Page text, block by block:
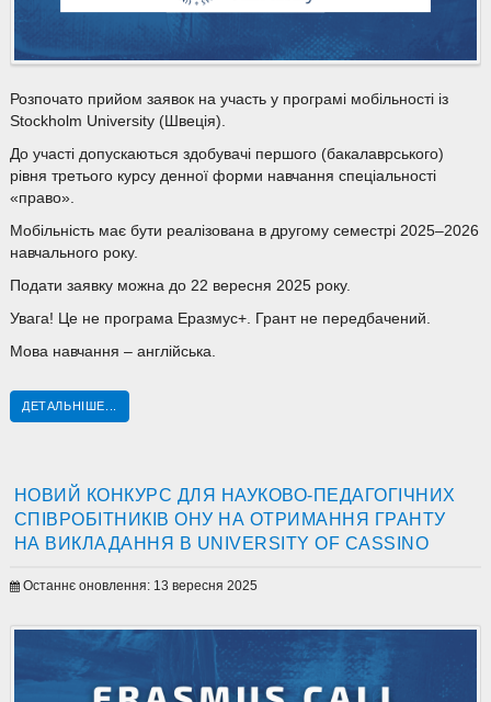
Розпочато прийом заявок на участь у програмі мобільності із
Stockholm University (Швеція).
До участі допускаються здобувачі першого (бакалаврського)
рівня третього курсу денної форми навчання спеціальності
«право».
Мобільність має бути реалізована в другому семестрі 2025–2026
навчального року.
Подати заявку можна до 22 вересня 2025 року.
Увага! Це не програма Еразмус+. Грант не передбачений.
Мова навчання – англійська.
ДЕТАЛЬНІШЕ...
НОВИЙ КОНКУРС ДЛЯ НАУКОВО-ПЕДАГОГІЧНИХ
СПІВРОБІТНИКІВ ОНУ НА ОТРИМАННЯ ГРАНТУ
НА ВИКЛАДАННЯ В UNIVERSITY OF CASSINO
Останнє оновлення: 13 вересня 2025